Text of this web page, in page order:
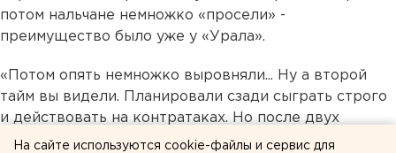
потом нальчане немножко «просели» -
преимущество было уже у «Урала».
«Потом опять немножко выровняли... Ну а второй
тайм вы видели. Планировали сзади сыграть строго
и действовать на контратаках. Но после двух
удалений, сами понимаете, у нас убегать уже некому
На сайте используются cookie-файлы и сервис для